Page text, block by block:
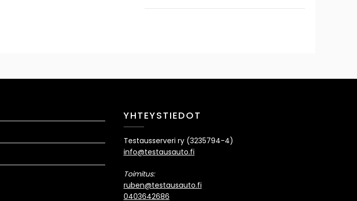
parhaimmat
Audi
Sähköautot Testiajot
YHTEYSTIEDOT
Testausserveri ry (3235794-4)
info@testausauto.fi
Toimitus:
ruben@testausauto.fi
0403642686